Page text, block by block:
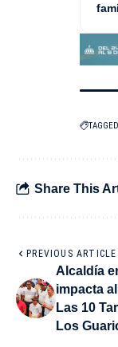
Share This
PREVIOUS ARTICLE
Alcaldía
impacta
Las 10
Los